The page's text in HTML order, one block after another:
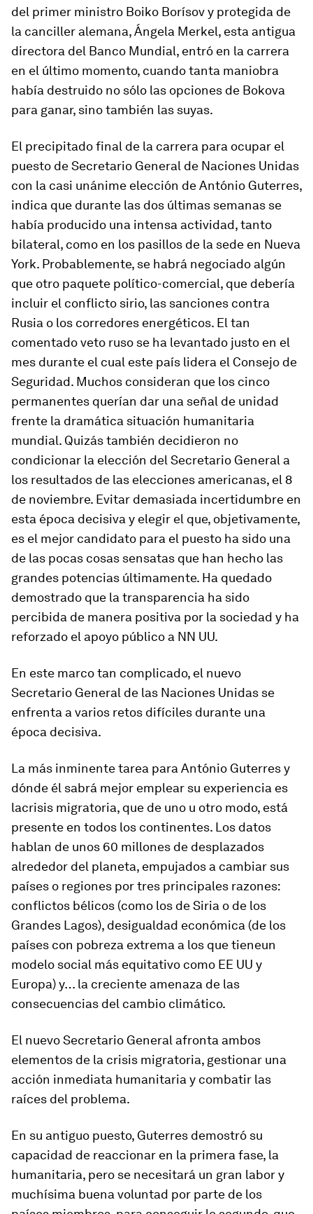
del primer ministro Boiko Borísov y protegida de
la canciller alemana, Ángela Merkel, esta antigua
directora del Banco Mundial, entró en la carrera
en el último momento, cuando tanta maniobra
había destruido no sólo las opciones de Bokova
para ganar, sino también las suyas.
El precipitado final de la carrera para ocupar el
puesto de Secretario General de Naciones Unidas
con la casi unánime elección de António Guterres,
indica que durante las dos últimas semanas se
había producido una intensa actividad, tanto
bilateral, como en los pasillos de la sede en Nueva
York. Probablemente, se habrá negociado algún
que otro paquete político-comercial, que debería
incluir el conflicto sirio, las sanciones contra
Rusia o los corredores energéticos. El tan
comentado veto ruso se ha levantado justo en el
mes durante el cual este país lidera el Consejo de
Seguridad. Muchos consideran que los cinco
permanentes querían dar una señal de unidad
frente la dramática situación humanitaria
mundial. Quizás también decidieron no
condicionar la elección del Secretario General a
los resultados de las elecciones americanas, el 8
de noviembre. Evitar demasiada incertidumbre en
esta época decisiva y elegir el que, objetivamente,
es el mejor candidato para el puesto ha sido una
de las pocas cosas sensatas que han hecho las
grandes potencias últimamente. Ha quedado
demostrado que la transparencia ha sido
percibida de manera positiva por la sociedad y ha
reforzado el apoyo público a NN UU.
En este marco tan complicado, el nuevo
Secretario General de las Naciones Unidas se
enfrenta a varios retos difíciles durante una
época decisiva.
La más inminente tarea para António Guterres y
dónde él sabrá mejor emplear su experiencia es
lacrisis migratoria, que de uno u otro modo, está
presente en todos los continentes. Los datos
hablan de unos 60 millones de desplazados
alrededor del planeta, empujados a cambiar sus
países o regiones por tres principales razones:
conflictos bélicos (como los de Siria o de los
Grandes Lagos), desigualdad económica (de los
países con pobreza extrema a los que tieneun
modelo social más equitativo como EE UU y
Europa) y… la creciente amenaza de las
consecuencias del cambio climático.
El nuevo Secretario General afronta ambos
elementos de la crisis migratoria, gestionar una
acción inmediata humanitaria y combatir las
raíces del problema.
En su antiguo puesto, Guterres demostró su
capacidad de reaccionar en la primera fase, la
humanitaria, pero se necesitará un gran labor y
muchísima buena voluntad por parte de los